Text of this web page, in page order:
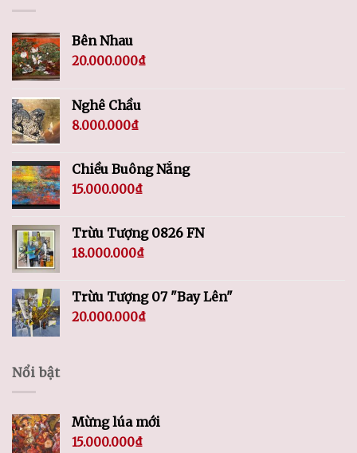
Bên Nhau
20.000.000₫
Nghê Chầu
8.000.000₫
Chiều Buông Nắng
15.000.000₫
Trừu Tượng 0826 FN
18.000.000₫
Trừu Tượng 07 "Bay Lên"
20.000.000₫
Nổi bật
Mừng lúa mới
15.000.000₫